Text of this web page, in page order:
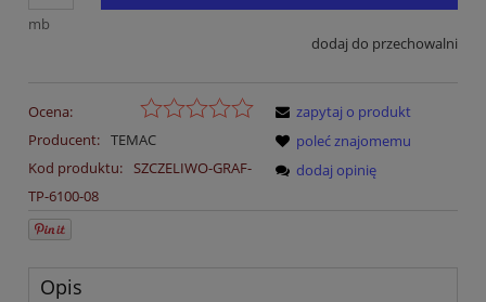
mb
dodaj do przechowalni
Ocena:
Producent: TEMAC
Kod produktu: SZCZELIWO-GRAF-
TP-6100-08
zapytaj o produkt
poleć znajomemu
dodaj opinię
Opis